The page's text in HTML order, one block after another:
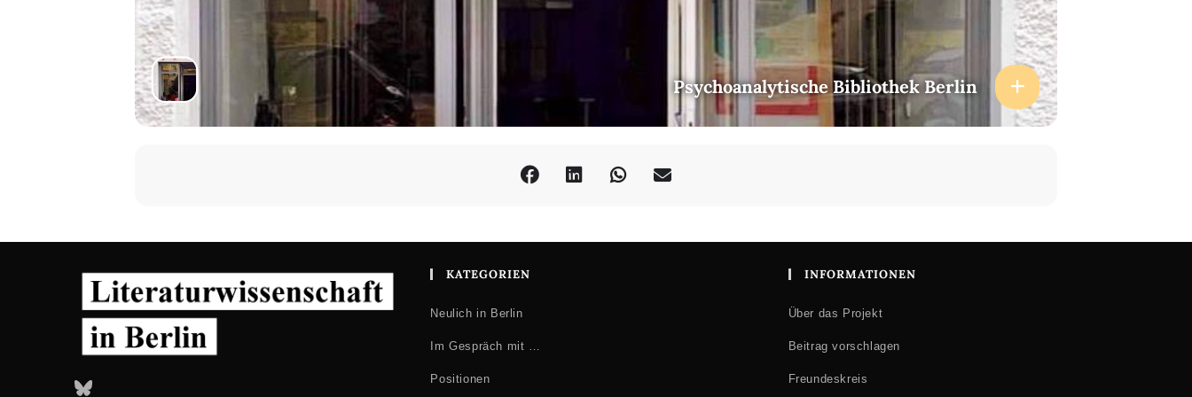
Psychoanalytische Bibliothek Berlin
Bluesky
KATEGORIEN
Neulich in Berlin
Im Gespräch mit …
Positionen
INFORMATIONEN
Über das Projekt
Beitrag vorschlagen
Freundeskreis